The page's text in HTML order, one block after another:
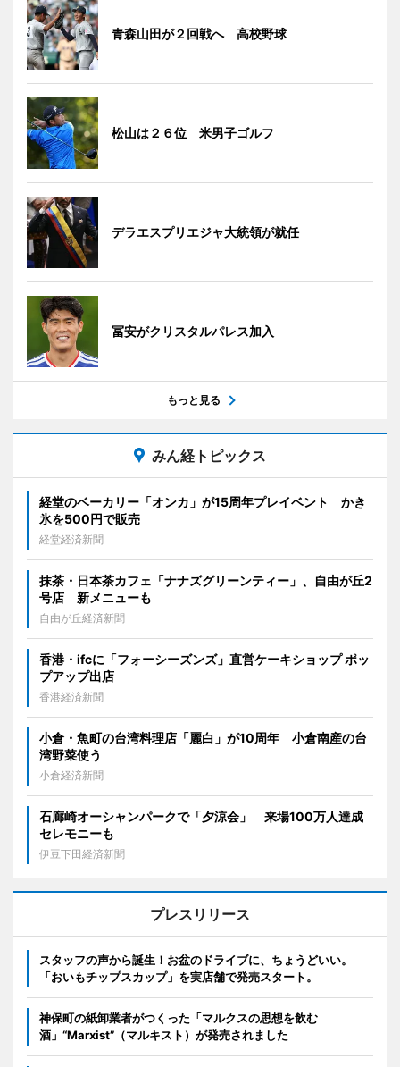
青森山田が２回戦へ 高校野球
松山は２６位 米男子ゴルフ
デラエスプリエジャ大統領が就任
冨安がクリスタルパレス加入
もっと見る
みん経トピックス
経堂のベーカリー「オンカ」が15周年プレイベント かき
氷を500円で販売
経堂経済新聞
抹茶・日本茶カフェ「ナナズグリーンティー」、自由が丘2
号店 新メニューも
自由が丘経済新聞
香港・ifcに「フォーシーズンズ」直営ケーキショップ ポッ
プアップ出店
香港経済新聞
小倉・魚町の台湾料理店「麗白」が10周年 小倉南産の台
湾野菜使う
小倉経済新聞
石廊崎オーシャンパークで「夕涼会」 来場100万人達成
セレモニーも
伊豆下田経済新聞
プレスリリース
スタッフの声から誕生！お盆のドライブに、ちょうどいい。
「おいもチップスカップ」を実店舗で発売スタート。
神保町の紙卸業者がつくった「マルクスの思想を飲む
酒」“Marxist”（マルキスト）が発売されました